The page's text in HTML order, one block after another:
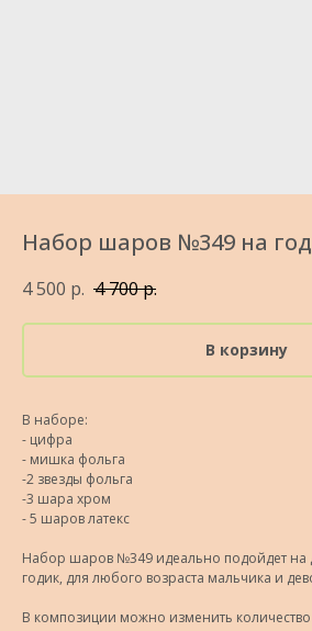
Набор шаров №349 на
4 500 р. 4 700р.
В корзину
В наборе:
- цифра
- мишка фольга
-2 звезды фольга
-3 шара хром
- 5 шаров латекс
Набор шаров №349 идеально подойдет на
годик, для любого возраста мальчика и
В композиции можно изменить